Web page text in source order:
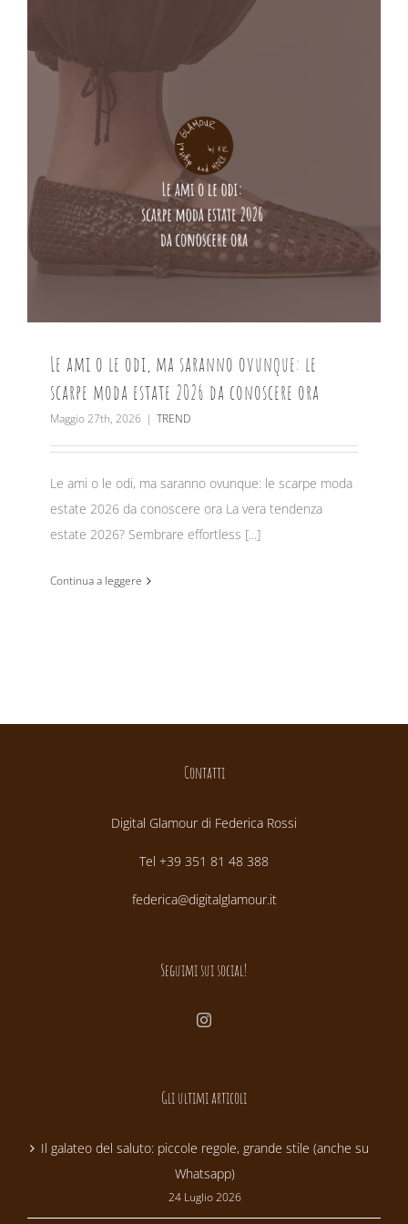
Le ami o le odi, ma saranno ovunque: le
scarpe moda estate 2026 da conoscere ora
Maggio 27th, 2026 | TREND
Le ami o le odi, ma saranno ovunque: le scarpe moda
estate 2026 da conoscere ora La vera tendenza
estate 2026? Sembrare effortless [...]
Continua a leggere
Contatti
Digital Glamour di Federica Rossi
Tel +39 351 81 48 388
federica@digitalglamour.it
Seguimi sui social!
Gli ultimi articoli
Il galateo del saluto: piccole regole, grande stile (anche su
Whatsapp)
24 Luglio 2026